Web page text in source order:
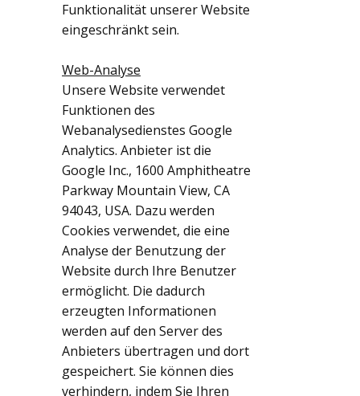
Funktionalität unserer Website
eingeschränkt sein.
Web-Analyse
Unsere Website verwendet
Funktionen des
Webanalysedienstes Google
Analytics. Anbieter ist die
Google Inc., 1600 Amphitheatre
Parkway Mountain View, CA
94043, USA. Dazu werden
Cookies verwendet, die eine
Analyse der Benutzung der
Website durch Ihre Benutzer
ermöglicht. Die dadurch
erzeugten Informationen
werden auf den Server des
Anbieters übertragen und dort
gespeichert. Sie können dies
verhindern, indem Sie Ihren